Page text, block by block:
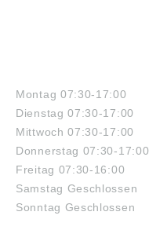
Montag 07:30-17:00
Dienstag 07:30-17:00
Mittwoch 07:30-17:00
Donnerstag 07:30-17:00
Freitag 07:30-16:00
Samstag Geschlossen
Sonntag Geschlossen